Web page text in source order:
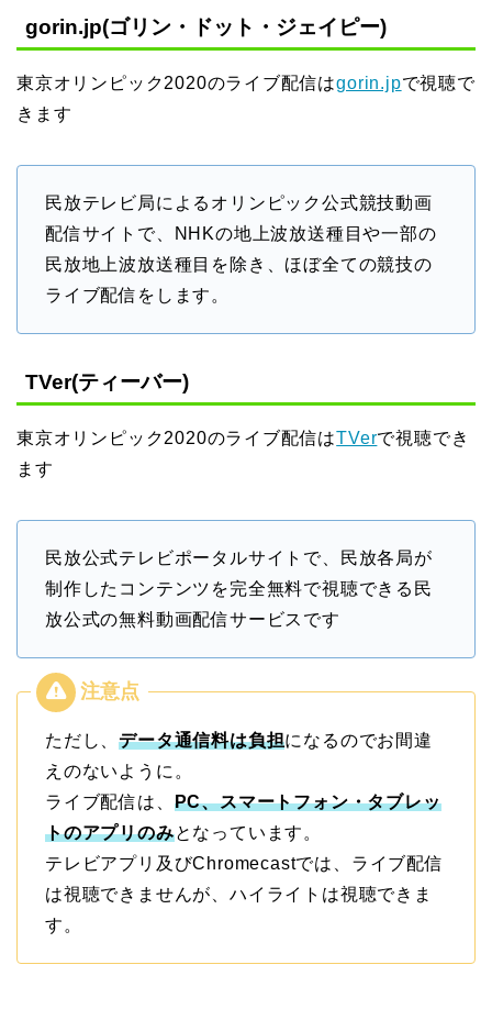
gorin.jp(ゴリン・ドット・ジェイピー)
東京オリンピック2020のライブ配信はgorin.jpで視聴で
きます
民放テレビ局によるオリンピック公式競技動画
配信サイトで、NHKの地上波放送種目や一部の
民放地上波放送種目を除き、ほぼ全ての競技の
ライブ配信をします。
TVer(ティーバー)
東京オリンピック2020のライブ配信はTVerで視聴でき
ます
民放公式テレビポータルサイトで、民放各局が
制作したコンテンツを完全無料で視聴できる民
放公式の無料動画配信サービスです
ただし、データ通信料は負担になるのでお間違
えのないように。
ライブ配信は、 PC、スマートフォン・タブレッ
トのアプリのみとなっています。
テレビアプリ及びChromecastでは、ライブ配信
は視聴できませんが、ハイライトは視聴できま
す。